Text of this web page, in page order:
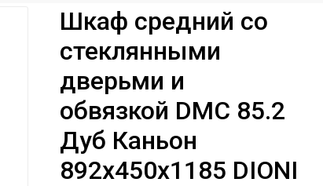
Шкаф средний со
стеклянными
дверьми и
обвязкой DMC 85.2
Дуб Каньон
892х450х1185 DIONI